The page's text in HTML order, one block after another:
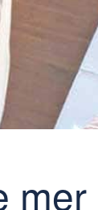
mer